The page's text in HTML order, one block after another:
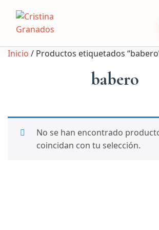
content
Inicio / Productos etiquetados
babero
No se han encontrado
coincidan con tu selección.